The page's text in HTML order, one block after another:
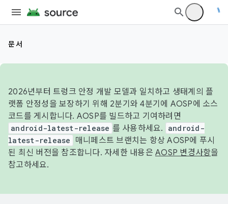
문서
2026년부터 트렁크 안정 개발 모델과 일치하고 생태계의 플
랫폼 안정성을 보장하기 위해 2분기와 4분기에 AOSP에 소스
코드를 게시합니다. AOSP를 빌드하고 기여하려면
android-latest-release 를 사용하세요.
android-
latest-release
매니페스트 브랜치는 항상 AOSP에 푸시
된 최신 버전을 참조합니다. 자세한 내용은 AOSP 변경사항을
참고하세요.